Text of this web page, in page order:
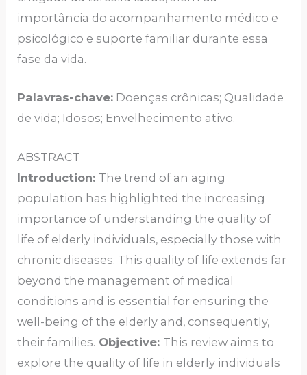
importância do acompanhamento médico e
psicológico e suporte familiar durante essa
fase da vida.
Palavras-chave: Doenças crônicas; Qualidade
de vida; Idosos; Envelhecimento ativo.
ABSTRACT
Introduction: The trend of an aging
population has highlighted the increasing
importance of understanding the quality of
life of elderly individuals, especially those with
chronic diseases. This quality of life extends far
beyond the management of medical
conditions and is essential for ensuring the
well-being of the elderly and, consequently,
their families. Objective: This review aims to
explore the quality of life in elderly individuals